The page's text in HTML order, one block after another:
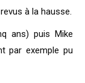
à la hausse.
ans) puis Mike
par exemple pu